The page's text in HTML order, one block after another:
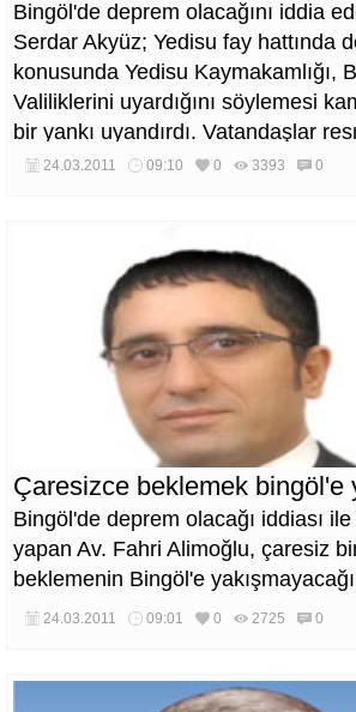
Bingöl'de deprem olacağını iddia
Serdar Akyüz; Yedisu fay hattında
konusunda Yedisu Kaymakamlığı,
Valiliklerini uyardığını söylemesi
bir yankı uyandırdı. Vatandaşlar
uyarıldığı veyahut uyarılmadığı
24.03.2011 09:10 0 3393 0
Çaresizce beklemek bingöl'e
Bingöl'de deprem olacağı iddiası
yapan Av. Fahri Alimoğlu, çaresiz
beklemenin Bingöl'e
24.03.2011 09:01 0 2725 0